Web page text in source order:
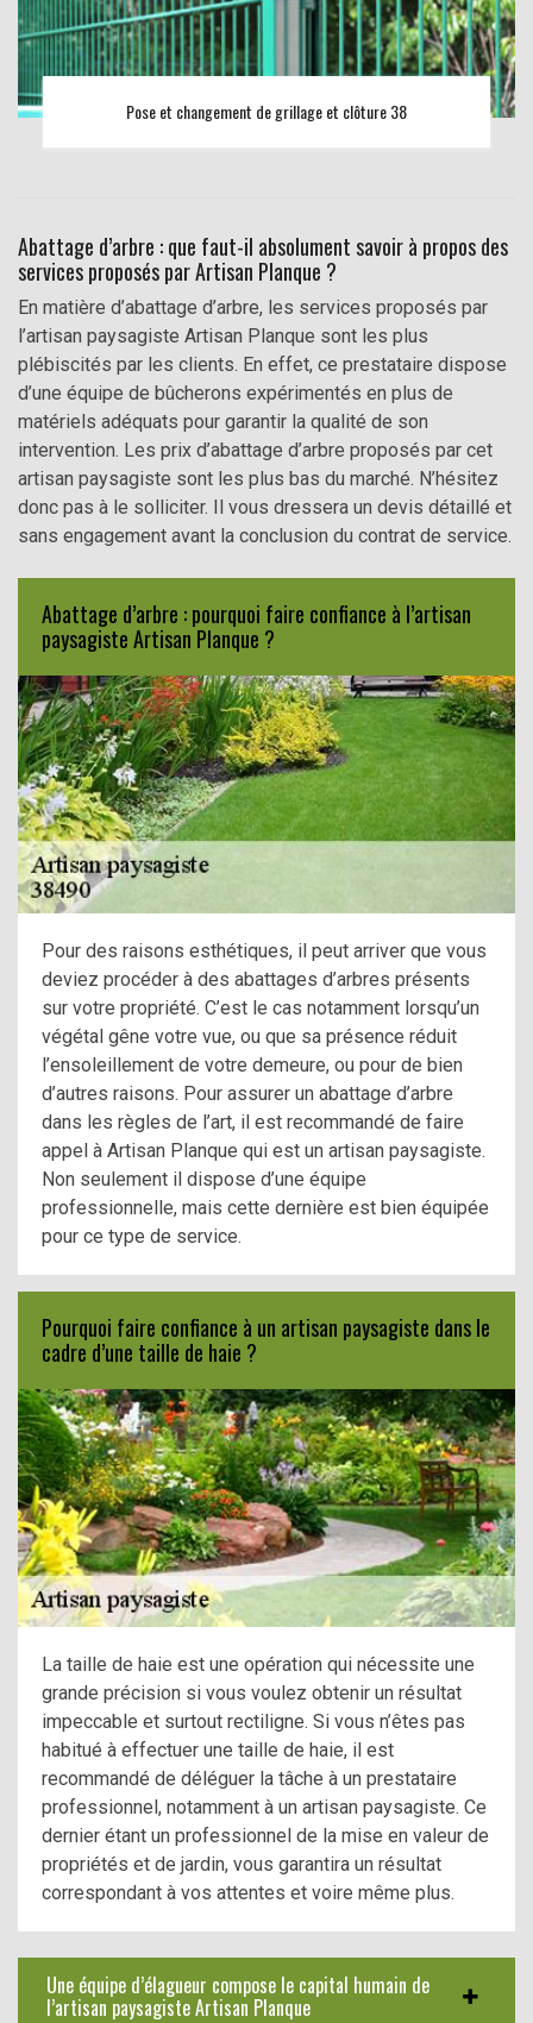
Pose et changement de grillage et clôture 38
Abattage d’arbre : que faut-il absolument savoir à propos des
services proposés par Artisan Planque ?
En matière d’abattage d’arbre, les services proposés par
l’artisan paysagiste Artisan Planque sont les plus
plébiscités par les clients. En effet, ce prestataire dispose
d’une équipe de bûcherons expérimentés en plus de
matériels adéquats pour garantir la qualité de son
intervention. Les prix d’abattage d’arbre proposés par cet
artisan paysagiste sont les plus bas du marché. N’hésitez
donc pas à le solliciter. Il vous dressera un devis détaillé et
sans engagement avant la conclusion du contrat de service.
Abattage d’arbre : pourquoi faire confiance à l’artisan
paysagiste Artisan Planque ?
Pour des raisons esthétiques, il peut arriver que vous
deviez procéder à des abattages d’arbres présents
sur votre propriété. C’est le cas notamment lorsqu’un
végétal gêne votre vue, ou que sa présence réduit
l’ensoleillement de votre demeure, ou pour de bien
d’autres raisons. Pour assurer un abattage d’arbre
dans les règles de l’art, il est recommandé de faire
appel à Artisan Planque qui est un artisan paysagiste.
Non seulement il dispose d’une équipe
professionnelle, mais cette dernière est bien équipée
pour ce type de service.
Pourquoi faire confiance à un artisan paysagiste dans le
cadre d’une taille de haie ?
La taille de haie est une opération qui nécessite une
grande précision si vous voulez obtenir un résultat
impeccable et surtout rectiligne. Si vous n’êtes pas
habitué à effectuer une taille de haie, il est
recommandé de déléguer la tâche à un prestataire
professionnel, notamment à un artisan paysagiste. Ce
dernier étant un professionnel de la mise en valeur de
propriétés et de jardin, vous garantira un résultat
correspondant à vos attentes et voire même plus.
Une équipe d’élagueur compose le capital humain de
l’artisan paysagiste Artisan Planque